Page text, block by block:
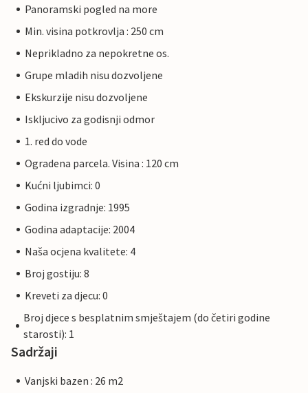
Panoramski pogled na more
Min. visina potkrovlja : 250 cm
Neprikladno za nepokretne os.
Grupe mladih nisu dozvoljene
Ekskurzije nisu dozvoljene
Iskljucivo za godisnji odmor
1. red do vode
Ogradena parcela. Visina : 120 cm
Kućni ljubimci: 0
Godina izgradnje: 1995
Godina adaptacije: 2004
Naša ocjena kvalitete: 4
Broj gostiju: 8
Kreveti za djecu: 0
Broj djece s besplatnim smještajem (do četiri godine
starosti): 1
Sadržaji
Vanjski bazen : 26 m2